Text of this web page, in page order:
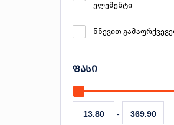
ელემენტი
წნევით
ფასი
-